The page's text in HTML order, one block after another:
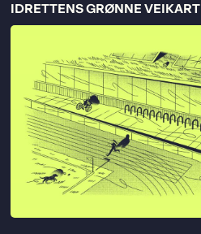
IDRETTENS GRØNNE VEIKART